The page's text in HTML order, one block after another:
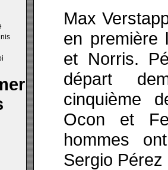
Max
en première
et Norris.
départ
cinquième
Ocon et
hommes
Sergio